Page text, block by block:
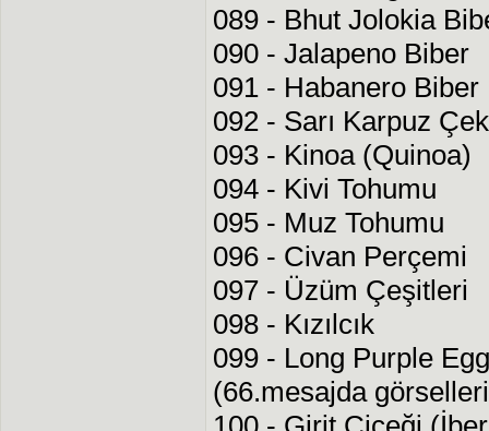
089 - Bhut Jolokia
090 - Jalapeno Biber
091 - Habanero Biber
092 - Sarı Karpuz
093 - Kinoa (Quinoa)
094 - Kivi Tohumu
095 - Muz Tohumu
096 - Civan Perçemi
097 - Üzüm Çeşitleri
098 - Kızılcık
099 - Long Purple
(66.mesajda